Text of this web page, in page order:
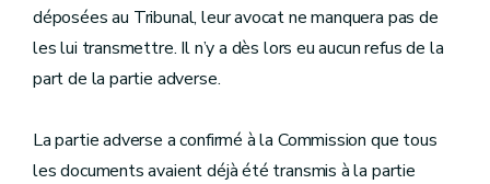
déposées au Tribunal, leur avocat ne manquera pas de
les lui transmettre. Il n’y a dès lors eu aucun refus de la
part de la partie adverse.
La partie adverse a confirmé à la Commission que tous
les documents avaient déjà été transmis à la partie